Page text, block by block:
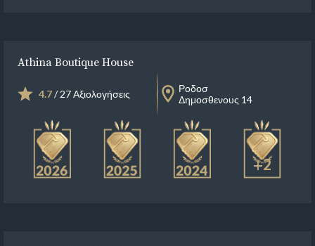
Athina Boutique House
4.7/ 27 Αξιολογήσεις
Ροδοσ
Δημοσθενους 14
+2